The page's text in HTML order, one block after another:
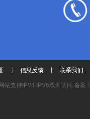
信息反馈 联系我们
站支持IPV4 IPV6双向访问 备案